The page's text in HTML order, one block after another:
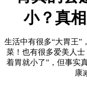
小？真
生活中有很多“大胃王”
菜！也有很多爱美人
着胃就小了”，但事实
康